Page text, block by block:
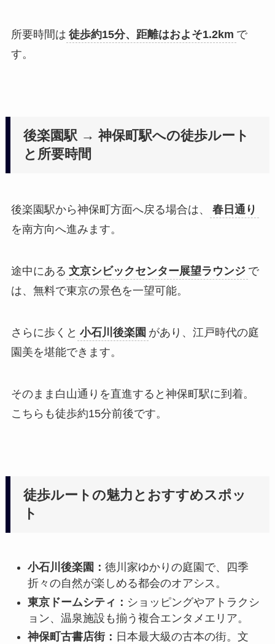
所要時間は 徒歩約15分、距離はおよそ1.2km で
す。
後楽園駅 → 神保町駅への徒歩ルート
と所要時間
後楽園駅から神保町方面へ戻る場合は、
春日通り
を南方向へ進みます。
途中にある 文京シビックセンター展望ラウンジ で
は、無料で東京の景色を一望可能。
さらに歩くと 小石川後楽園 があり、江戸時代の庭
園美を堪能できます。
そのまま白山通りを直進すると神保町駅に到着。
こちらも徒歩約15分前後です。
徒歩ルートの魅力とおすすめスポッ
ト
小石川後楽園： 徳川家ゆかりの庭園で、四季
折々の自然が楽しめる都会のオアシス。
東京ドームシティ： ショッピングやアトラクシ
ョン、温泉施設も揃う複合エンタメエリア。
神保町古書店街： 日本最大級の古本の街。文